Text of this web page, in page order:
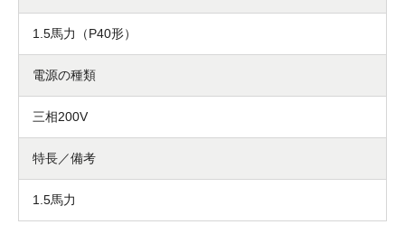
1.5馬力（P40形）
電源の種類
三相200V
特長／備考
1.5馬力